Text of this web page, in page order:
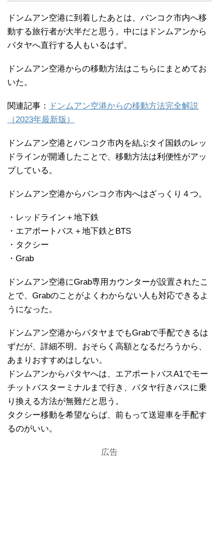
ドンムアン空港に到着したあとは、バンコク市内へ移
動する旅行者が大半だと思う。中にはドンムアンから
パタヤへ直行する人もいるはず。
ドンムアン空港からの移動方法はこちらにまとめてお
いた。
関連記事：
ドンムアン空港からの移動方法完全解説
（2023年最新版）
ドンムアン空港とバンコク市内を結ぶタイ国鉄のレッ
ドラインが開通したことで、移動方法は利便性がアッ
プしている。
ドンムアン空港からバンコク市内へはざっくり４つ。
・レッドライン＋地下鉄
・エアポートバス＋地下鉄とBTS
・タクシー
・Grab
ドンムアン空港にGrab専用カウンターが設置されたこ
とで、Grabのことがよくわからない人も対応できるよ
うになった。
ドンムアン空港からパタヤまでもGrabで手配できるは
ずだが、詳細不明。おそらく高額となるだろうから、
あまりおすすめはしない。
ドンムアンからパタヤへは、エアポートバスA1でモー
チットバスターミナルまで行き、パタヤ行きバスに乗
り換える方法が無難だと思う。
タクシー移動を希望ならば、前もって送迎車を手配す
るのがいい。
広告